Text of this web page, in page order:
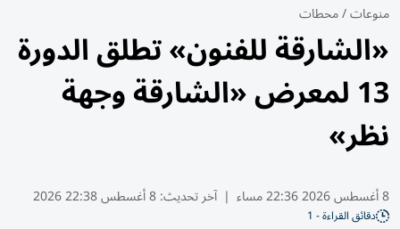
منوعات/محطات
«الشارقة للفنون» تطلق الدورة
13 لمعرض «الشارقة وجهة
نظر»
8 أغسطس 2026 22:36 مساء | آخر تحديث:8 أغسطس 22:38 2026
دقائق القراءة - 1